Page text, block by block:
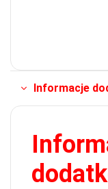
Informacje